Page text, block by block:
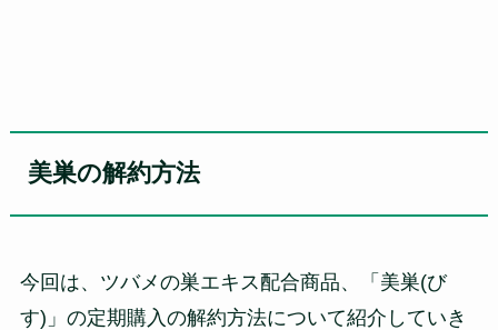
美巣の解約方法
今回は、ツバメの巣エキス配合商品、「美巣(び
す)」の定期購入の解約方法について紹介していき